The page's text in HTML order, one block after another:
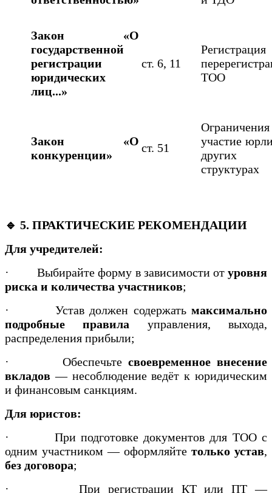
Закон «О
государственной
регистрации
юридических
лиц...»
ст. 6, 11
ТОО
Закон «О
конкуренции»
ст. 51
участие
других
структурах
🔹 5. ПРАКТИЧЕСКИЕ РЕКОМЕНДАЦИИ
Для учредителей:
·Выбирайте форму в зависимости отуровня
риска и количества участников;
· Устав должен содержать максимально
подробные правила управления, выхода,
распределения прибыли;
·Обеспечьтесвоевременное внесение
вкладов — несоблюдение ведёт к юридическим
и финансовым санкциям.
Для юристов:
· При подготовке документов для ТОО с
одним участником — оформляйте только устав,
без договора;
·При регистрации КТ или ПТ —